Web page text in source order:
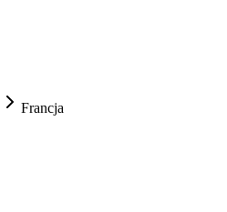
Francja